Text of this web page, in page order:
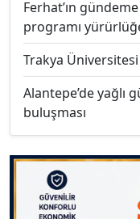
Ferhat’ın
programı
Trakya Üniversitesi
Alantepe’de yağlı
buluşması